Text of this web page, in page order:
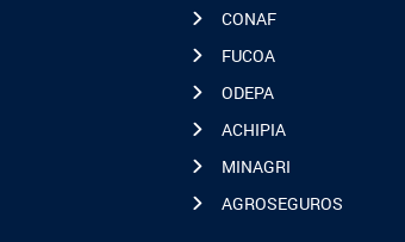
CONAF
FUCOA
ODEPA
ACHIPIA
MINAGRI
AGROSEGUROS